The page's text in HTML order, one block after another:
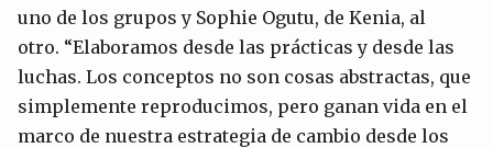
uno de los grupos y Sophie Ogutu, de Kenia, al
otro. “Elaboramos desde las prácticas y desde las
luchas. Los conceptos no son cosas abstractas, que
simplemente reproducimos, pero ganan vida en el
marco de nuestra estrategia de cambio desde los